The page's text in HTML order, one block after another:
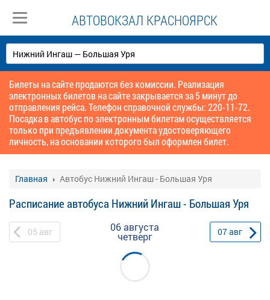
АВТОВОКЗАЛ КРАСНОЯРСК
Билеты на сайте продаются без комиссии. Реализация
электронных билетов на сайте закрывается за 5 минут до
отправления рейса. Телефон справочной службы: 220-11-72.
Посадка в автобус по электронным билетам осуществляется
только при предъявлении документа удостоверяющего
личность, на основании которого был оформлен билет.
Главная Автобус Нижний Ингаш - Большая Уря
Расписание автобуса Нижний Ингаш - Большая Уря
05 авг 06 августа
четверг 07авг